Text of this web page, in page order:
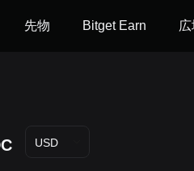
先物 Bitget Earn
USD